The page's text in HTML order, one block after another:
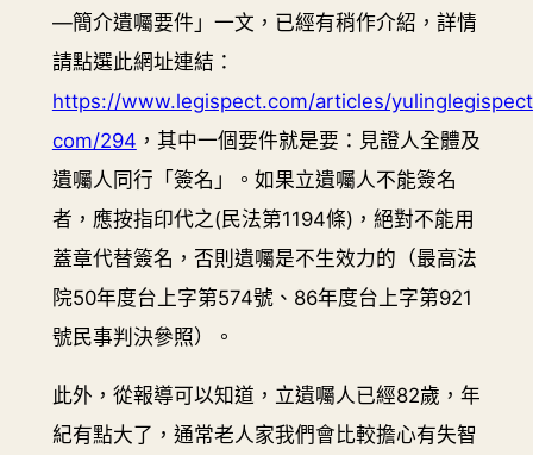
—簡介遺囑要件」一文，已經有稍作介紹，詳情
請點選此網址連結：
https://www.legispect.com/articles/
com/294 ，其中一個要件就是要：見證人全體及
遺囑人同行「簽名」。如果立遺囑人不能簽名
者，應按指印代之(民法第1194條)，絕對不能用
蓋章代替簽名，否則遺囑是不生效力的（最高法
院50年度台上字第574號、86年度台上字第921
號民事判決參照）。
此外，從報導可以知道，立遺囑人已經82歲，年
紀有點大了，通常老人家我們會比較擔心有失智